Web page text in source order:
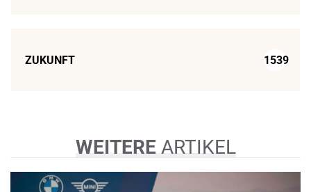
ZUKUNFT 1539
WEITEREARTIKEL